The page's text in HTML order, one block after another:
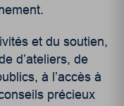
et du soutien,
d’ateliers, de
à l’accès à
précieux